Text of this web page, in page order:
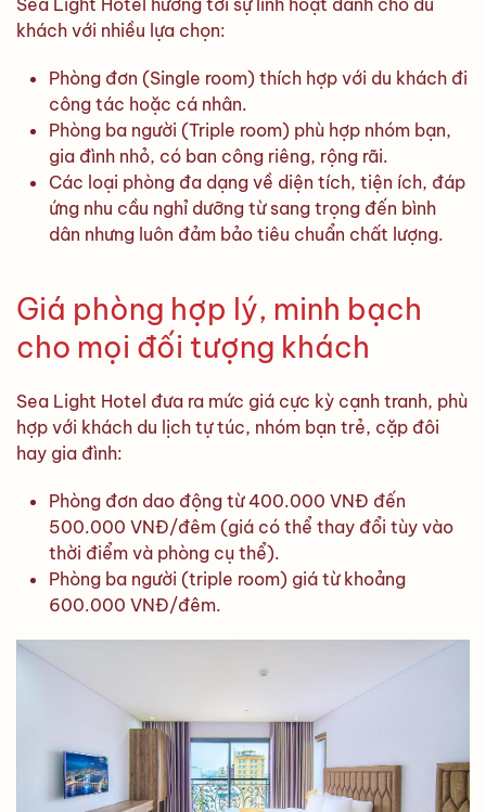
khách với nhiều lựa chọn:
Phòng đơn (Single room) thích hợp với du khách đi
công tác hoặc cá nhân.
Phòng ba người (Triple room) phù hợp nhóm bạn,
gia đình nhỏ, có ban công riêng, rộng rãi.
Các loại phòng đa dạng về diện tích, tiện ích, đáp
ứng nhu cầu nghỉ dưỡng từ sang trọng đến bình
dân nhưng luôn đảm bảo tiêu chuẩn chất lượng.
Giá phòng hợp lý, minh bạch
cho mọi đối tượng khách
Sea Light Hotel đưa ra mức giá cực kỳ cạnh tranh, phù
hợp với khách du lịch tự túc, nhóm bạn trẻ, cặp đôi
hay gia đình:
Phòng đơn dao động từ 400.000 VNĐ đến
500.000 VNĐ/đêm (giá có thể thay đổi tùy vào
thời điểm và phòng cụ thể).
Phòng ba người (triple room) giá từ khoảng
600.000 VNĐ/đêm.